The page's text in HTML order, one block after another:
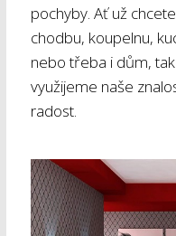
pochyby. Ať už
chodbu, koupelnu,
nebo třeba i dům,
využijeme naše
radost.